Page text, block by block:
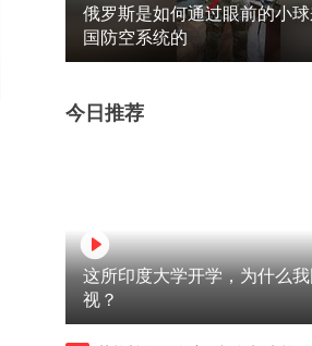
俄罗斯是如何通过眼前的小
国防空系统的
今日推荐
这所印度大学开学，为什么
视？